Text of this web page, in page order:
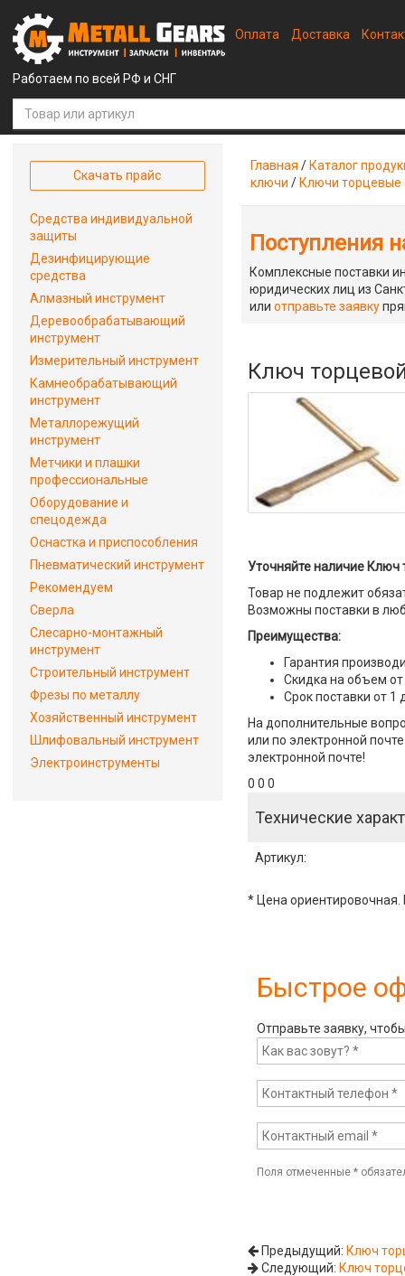
Работаем по всей РФ и СНГ
Оплата Доставка
Главная / Каталог
ключи / Ключи торцевые
Поступления
Комплексные поставки
юридических лиц из
илиотправьте заявку
Ключ
Уточняйте наличие Ключ
Товар не подлежит
Возможны поставки в
Преимущества:
Гарантия
Скидка на объем от
Срок поставки от 1
На дополнительные
или по электронной
электронной почте!
0 0 0
Технические
Артикул:
* Цена ориентировочная.
Быстрое
Отправьте заявку,
Поля отмеченные*
Предыдущий: Ключ
Следующий: Ключ
Скачать прайс
Средства индивидуальной
защиты
Дезинфицирующие
средства
Алмазный инструмент
Деревообрабатывающий
инструмент
Измерительный инструмент
Камнеобрабатывающий
инструмент
Металлорежущий
инструмент
Метчики и плашки
профессиональные
Оборудование и
спецодежда
Оснастка и приспособления
Пневматический инструмент
Рекомендуем
Сверла
Слесарно-монтажный
инструмент
Строительный инструмент
Фрезы по металлу
Хозяйственный инструмент
Шлифовальный инструмент
Электроинструменты